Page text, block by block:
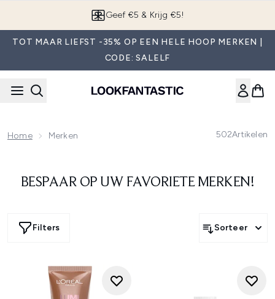
Geef €5 & Krijg €5!
TOT MAAR LIEFST -35% OP EEN HELE HOOP MERKEN |
CODE: SALELF
Home Merken 502Artikelen
BESPAAR OP UW FAVORIETE MERKEN!
Filters Sorteer